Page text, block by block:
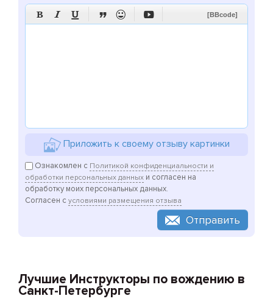
      [BBcode]
Приложить к своему отзыву картинки
Ознакомлен с Политикой конфиденциальности и
обработки персональных данных и согласен на
обработку моих персональных данных.
Согласен с условиями размещения отзыва
Отправить
Лучшие Инструкторы по вождению в
Санкт-Петербурге